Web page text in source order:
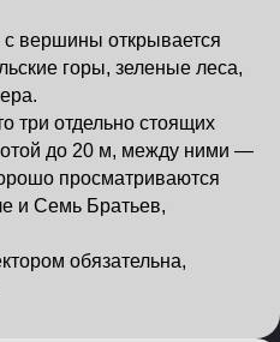
вершины открывается
горы, зеленые леса,
три отдельно стоящих
до 20 м, между ними —
просматриваются
и Семь Братьев,
обязательна,